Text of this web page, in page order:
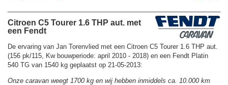
Citroen C5 Tourer 1.6 THP aut. met
een Fendt
De ervaring van Jan Torenvlied met een Citroen C5 Tourer 1.6 THP aut.
(156 pk/115, Kw bouwperiode: april 2010 - 2018) en een Fendt Platin
540 TG van 1540 kg geplaatst op 21-05-2013:
Onze caravan weegt 1700 kg en wij hebben inmiddels ca. 10.000 km